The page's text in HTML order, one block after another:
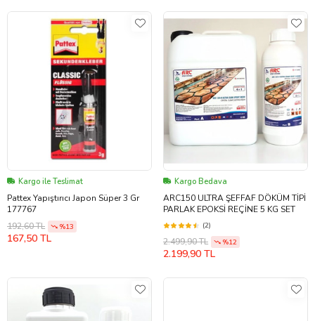
Kargo ile Teslimat
Pattex Yapıştırıcı Japon Süper 3 Gr
177767
192,60 TL
%13
167,50 TL
Kargo Bedava
ARC150 ULTRA ŞEFFAF DÖKÜM TİPİ
PARLAK EPOKSİ REÇİNE 5 KG SET
(2)
2.499,90 TL %12
2.199,90 TL